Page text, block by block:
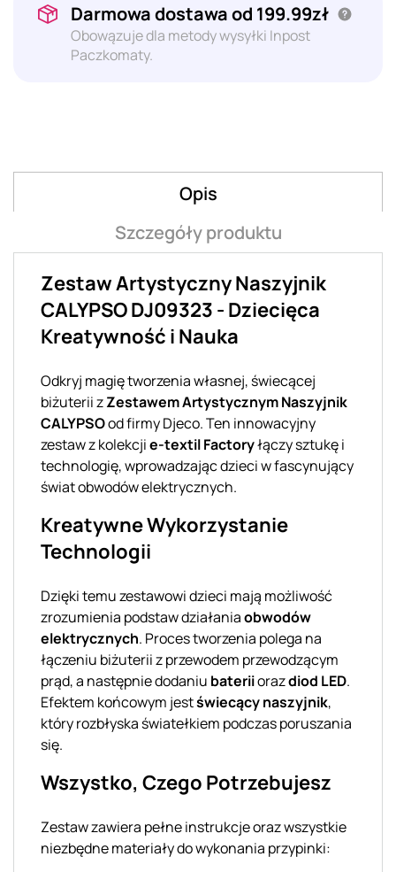
Darmowa dostawa od 199.99zł
Obowązuje dla metody wysyłki Inpost
Paczkomaty.
Opis
Szczegóły produktu
Zestaw Artystyczny Naszyjnik
CALYPSO DJ09323 - Dziecięca
Kreatywność i Nauka
Odkryj magię tworzenia własnej, świecącej
biżuterii zZestawem Artystycznym Naszyjnik
CALYPSOod firmy Djeco. Ten innowacyjny
zestaw z kolekcjie-textil Factoryłączy sztukę i
technologię, wprowadzając dzieci w fascynujący
świat obwodów elektrycznych.
Kreatywne Wykorzystanie
Technologii
Dzięki temu zestawowi dzieci mają możliwość
zrozumienia podstaw działaniaobwodów
elektrycznych. Proces tworzenia polega na
łączeniu biżuterii z przewodem przewodzącym
prąd, a następnie dodaniu bateriiorazdiod LED.
Efektem końcowym jestświecący naszyjnik,
który rozbłyska światełkiem podczas poruszania
się.
Wszystko, Czego Potrzebujesz
Zestaw zawiera pełne instrukcje oraz wszystkie
niezbędne materiały do wykonania przypinki: